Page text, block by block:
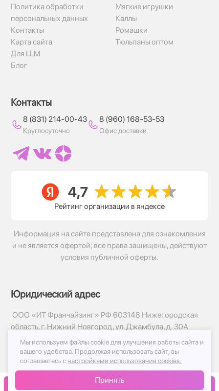
В корзину
Политика обработки
персональных данных
Контакты
Карта сайта
Для LLM
Блог
Мягкие игрушки
Каллы
Ромашки
Тюльпаны оптом
Контакты
8 (831) 214-00-43
Круглосуточно
8 (960) 168-53-53
Офис доставки
Рейтинг организации в яндексе
Информация на сайте представлена для ознакомления
и не является офертой; все права защищены, действуют
условия публичной оферты.
Юридический адрес
ООО «ИТ Франчайзинг» РФ 603148 Нижегородская
область, г. Нижний Новгород, ул. Джамбула, д. 30А
© 2017-2026г, База Цветов 24.ру
Политика конфиденциальности
Публичная оферта
Мы используем файлы cookie для улучшения работы сайта и
вашего удобства. Продолжая использовать сайт, вы
соглашаетесь с настройками использования cookies.
Принять